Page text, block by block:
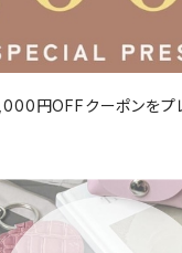
円OFFクーポンをプ